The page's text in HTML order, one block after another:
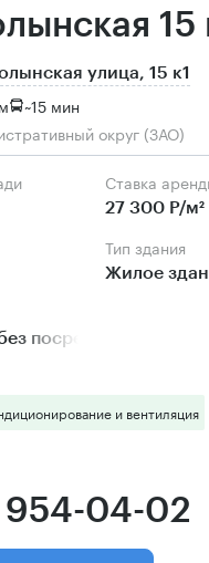
15
улица, 15 к1
~15 мин
округ (ЗАО)
Ставка
27 300 Р/м²
Тип здания
Жилое
посредников
и вентиляция
954-04-02